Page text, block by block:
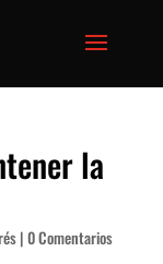
la
|0 Comentarios